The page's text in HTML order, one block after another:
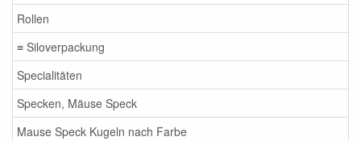
Rollen
≡ Siloverpackung
Specialitäten
Specken, Mäuse Speck
Mause Speck Kugeln nach Farbe